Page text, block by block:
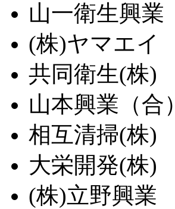
山一衛生興業
(株)ヤマエイ
共同衛生(株)
山本興業（合）
相互清掃(株)
大栄開発(株)
(株)立野興業